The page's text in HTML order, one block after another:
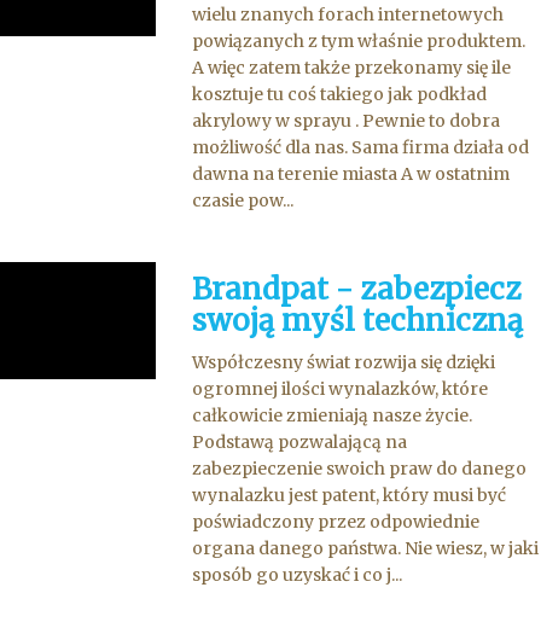
wielu znanych forach internetowych
powiązanych z tym właśnie produktem.
A więc zatem także przekonamy się ile
kosztuje tu coś takiego jak podkład
akrylowy w sprayu . Pewnie to dobra
możliwość dla nas. Sama firma działa od
dawna na terenie miasta A w ostatnim
czasie pow...
Brandpat - zabezpiecz
swoją myśl techniczną
Współczesny świat rozwija się dzięki
ogromnej ilości wynalazków, które
całkowicie zmieniają nasze życie.
Podstawą pozwalającą na
zabezpieczenie swoich praw do danego
wynalazku jest patent, który musi być
poświadczony przez odpowiednie
organa danego państwa. Nie wiesz, w jaki
sposób go uzyskać i co j...